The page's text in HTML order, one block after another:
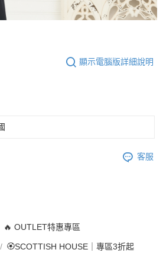
顯示電腦版詳細說明
客服
🔥 OUTLET特惠專區
🏵️SCOTTISH HOUSE｜專區3折起